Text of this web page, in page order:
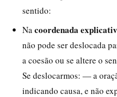
sentido:
Na coordenada
não pode ser deslocada
a coesão ou se altere o
Se deslocarmos: — a
indicando causa, e não